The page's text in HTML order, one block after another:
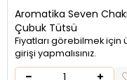
Aromatika Seven
Çubuk Tütsü
Fiyatları görebilmek için
girişi yapmalısınız.